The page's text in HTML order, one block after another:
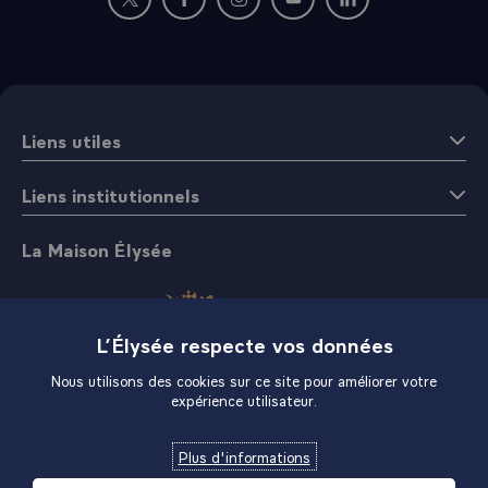
Nouvelle fenêtre : rejoignez-nous sur Twitter
Nouvelle fenêtre : rejoignez-nous sur
Nouvelle fenêtre : rejoignez-nous
Nouvelle fenêtre :
Nouvelle fenêtre :
Liens utiles
Liens institutionnels
La Maison Élysée
L’Élysée respecte vos données
Nous utilisons des cookies sur ce site pour améliorer votre
expérience utilisateur.
Plus d'informations